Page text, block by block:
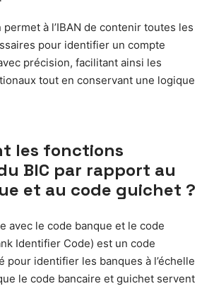
à l’IBAN de contenir toutes les
pour identifier un compte
précision, facilitant ainsi les
tout en conservant une logique
les fonctions
BIC par rapport au
et au code guichet ?
avec le code banque et le code
Identifier Code) est un code
pour identifier les banques à l’échelle
le code bancaire et guichet servent